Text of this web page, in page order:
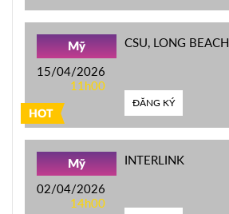
HOT
Mỹ
15/04/2026
11h00
CSU, LONG BEACH
ĐĂNG KÝ
Mỹ
02/04/2026
14h00
INTERLINK